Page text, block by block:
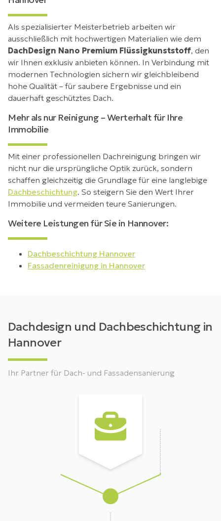
Als spezialisierter Meisterbetrieb arbeiten wir
ausschließlich mit hochwertigen Materialien wie dem
DachDesign Nano Premium Flüssigkunststoff, den
wir Ihnen exklusiv anbieten können. In Verbindung mit
modernen Technologien sichern wir gleichbleibend
hohe Qualität – für saubere Ergebnisse und ein
dauerhaft geschütztes Dach.
Mehr als nur Reinigung – Werterhalt für Ihre
Immobilie
Mit einer professionellen Dachreinigung bringen wir
nicht nur die ursprüngliche Optik zurück, sondern
schaffen gleichzeitig die Grundlage für eine langlebige
Dachbeschichtung. So steigern Sie den Wert Ihrer
Immobilie und vermeiden teure Sanierungen.
Weitere Leistungen für Sie in Hannover:
Dachbeschichtung Hannover
Fassadenreinigung in Hannover
Dachdesign und Dachbeschichtung in
Hannover
Ihr Partner für Dach- und Fassadensanierung